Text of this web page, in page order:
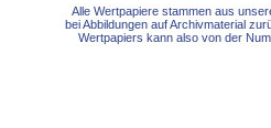
Alle Wertpapiere stammen aus
bei Abbildungen auf Archivmaterial
Wertpapiers kann also von der